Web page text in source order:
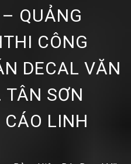
QUẢNG
CÔNG
DECAL VĂN
TÂN SƠN
LINH